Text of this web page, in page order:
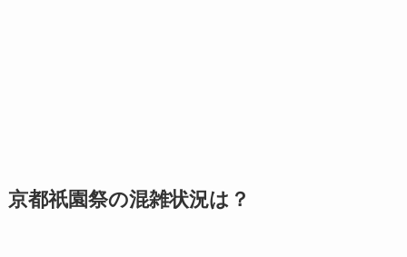
京都祇園祭の混雑状況は？